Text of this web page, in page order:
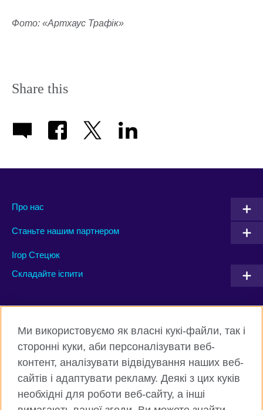
Фото: «Артхаус Трафік»
Share this
Про нас
Станьте нашим партнером
Ігор Стецюк
Складайте іспити
Connect with us
Facebook Twitter
Instagram Flickr
TikTok YouTube
Ми використовуємо як власні кукі-файли, так і
сторонні куки, аби персоналізувати веб-
контент, аналізувати відвідування наших веб-
сайтів і адаптувати рекламу. Деякі з цих куків
необхідні для роботи веб-сайту, а інші